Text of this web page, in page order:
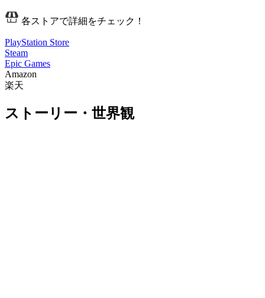
各ストアで詳細をチェック！
PlayStation Store
Steam
Epic Games
Amazon
楽天
ストーリー・世界観